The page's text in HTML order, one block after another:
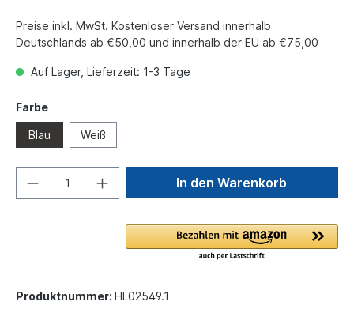
Preise inkl. MwSt. Kostenloser Versand innerhalb
Deutschlands ab €50,00 und innerhalb der EU ab €75,00
Auf Lager, Lieferzeit: 1-3 Tage
Farbe
Blau Weiß
In den Warenkorb
Produktnummer: HL02549.1